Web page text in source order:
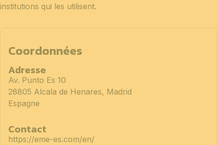
institutions qui les utilisent.
Coordonnées
Adresse
Av. Punto Es 10
28805 Alcala de Henares, Madrid
Espagne
Contact
https://eme-es.com/en/